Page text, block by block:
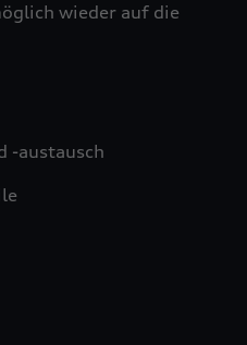
wieder auf die
-austausch